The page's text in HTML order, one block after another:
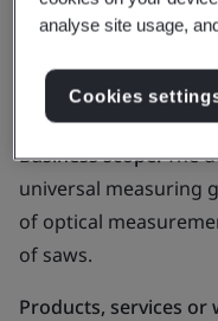
Starrett
Business scope:The
universal measuring
of optical
of saws.
Products, services or
analyse site usage,
Cookies